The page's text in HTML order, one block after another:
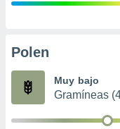
publicidad
Polen
Muy bajo
Gramíneas